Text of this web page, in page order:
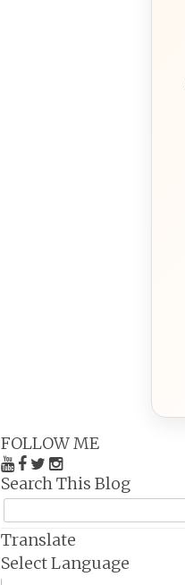
FOLLOW ME
Search This Blog
Translate
Select Language